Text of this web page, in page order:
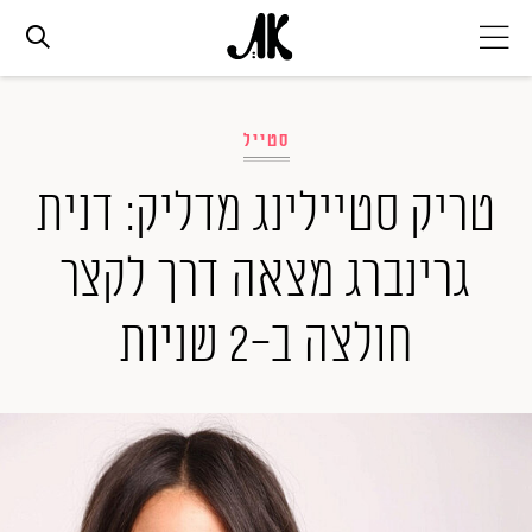
אופנה
ביוטי
סלבס
ערוצים נוספים
המגזין
סטייל
טריק סטיילינג מדליק: דנית
גרינברג מצאה דרך לקצר
חולצה ב-2 שניות